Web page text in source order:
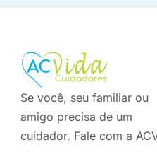
Se você, seu familiar ou
amigo precisa de um
cuidador. Fale com a